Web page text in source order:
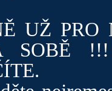
UŽ PRO
SOBĚ